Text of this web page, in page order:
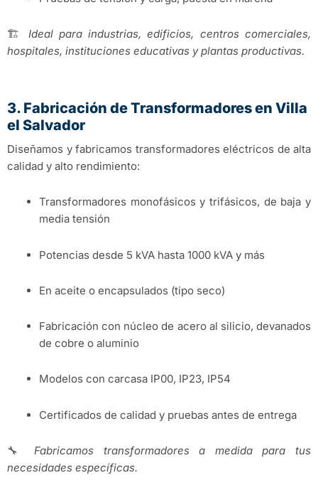
🏗️ Ideal para industrias, edificios, centros comerciales,
hospitales, instituciones educativas y plantas productivas.
3. Fabricación de Transformadores en Villa
el Salvador
Diseñamos y fabricamos transformadores eléctricos de alta
calidad y alto rendimiento:
Transformadores monofásicos y trifásicos, de baja y
media tensión
Potencias desde 5 kVA hasta 1000 kVA y más
En aceite o encapsulados (tipo seco)
Fabricación con núcleo de acero al silicio, devanados
de cobre o aluminio
Modelos con carcasa IP00, IP23, IP54
Certificados de calidad y pruebas antes de entrega
🔧Fabricamos transformadores a medida para tus
necesidades específicas.